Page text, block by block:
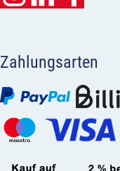
Zahlungsarten